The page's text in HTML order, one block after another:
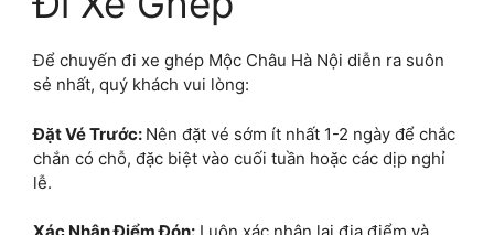
Để chuyến đi xe ghép Mộc Châu Hà Nội diễn ra suôn
sẻ nhất, quý khách vui lòng:
Đặt Vé Trước: Nên đặt vé sớm ít nhất 1-2 ngày để chắc
chắn có chỗ, đặc biệt vào cuối tuần hoặc các dịp nghỉ
lễ.